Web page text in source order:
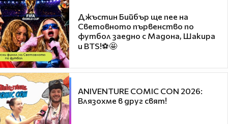
Джъстин Бийбър ще пее на
Световното първенство по
футбол заедно с Мадона, Шакира
и BTS!⚽🤩
ANIVENTURE COMIC CON 2026:
Влязохме в друг свят!